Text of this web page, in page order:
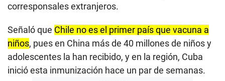
corresponsales extranjeros.
Señaló que Chile no es el primer país que vacuna a
niños, pues en China más de 40 millones de niños y
adolescentes la han recibido, y en la región, Cuba
inició esta inmunización hace un par de semanas.